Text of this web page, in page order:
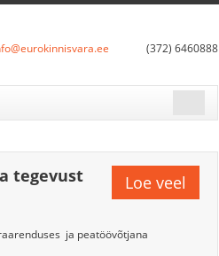
(372) 6460888
Loe veel
tegevust
ja peatöövõtjana